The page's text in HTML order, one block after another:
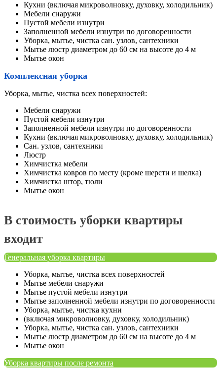
Кухни (включая микроволновку, духовку, холодильник)
Мебели снаружи
Пустой мебели изнутри
Заполненной мебели изнутри по договоренности
Уборка, мытье, чистка сан. узлов, сантехники
Мытье люстр диаметром до 60 см на высоте до 4 м
Мытье окон
Комплексная уборка
Уборка, мытье, чистка всех поверхностей:
Мебели снаружи
Пустой мебели изнутри
Заполненной мебели изнутри по договоренности
Кухни (включая микроволновку, духовку, холодильник)
Сан. узлов, сантехники
Люстр
Химчистка мебели
Химчистка ковров по месту (кроме шерсти и шелка)
Химчистка штор, тюли
Мытье окон
В стоимость уборки квартиры
входит
Генеральная уборка квартиры
Уборка, мытье, чистка всех поверхностей
Мытье мебели снаружи
Мытье пустой мебели изнутри
Мытье заполненной мебели изнутри по договоренности
Уборка, мытье, чистка кухни
(включая микроволновку, духовку, холодильник)
Уборка, мытье, чистка сан. узлов, сантехники
Мытье люстр диаметром до 60 см на высоте до 4 м
Мытье окон
Уборка квартиры после ремонта